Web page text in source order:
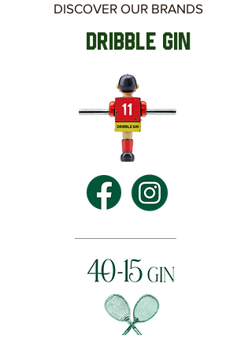
DISCOVER OUR BRANDS
DRIBBLE GIN